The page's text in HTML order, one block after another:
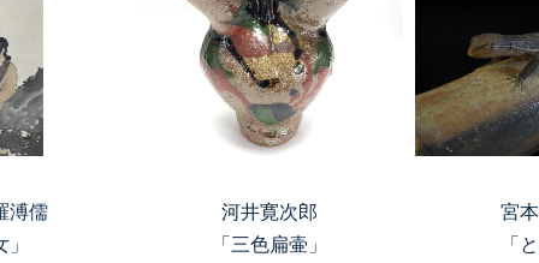
溥儒
河井寛次郎
「三色扁壷」
宮
「